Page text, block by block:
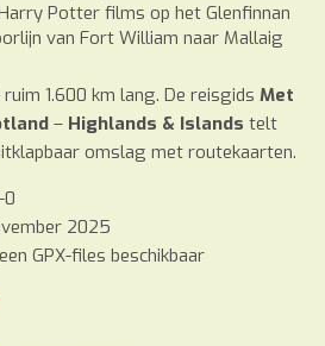
Potter films op het Glenfinnan
van Fort William naar Mallaig
1.600 km lang. De reisgidsMet
– Highlands & Islandstelt
omslag met routekaarten.
0
2025
GPX-files beschikbaar